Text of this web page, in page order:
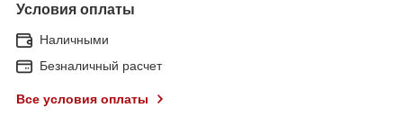
Условия оплаты
Наличными
Безналичный расчет
Все условия оплаты